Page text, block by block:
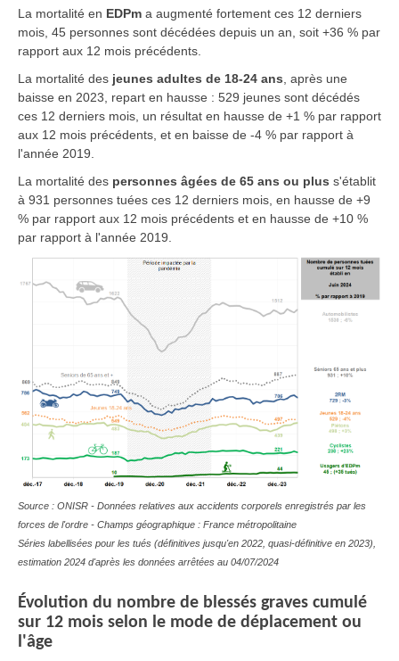
La mortalité en EDPm a augmenté fortement ces 12 derniers
mois, 45 personnes sont décédées depuis un an, soit +36 % par
rapport aux 12 mois précédents.
La mortalité des jeunes adultes de 18-24 ans , après une
baisse en 2023, repart en hausse : 529 jeunes sont décédés
ces 12 derniers mois, un résultat en hausse de +1 % par rapport
aux 12 mois précédents, et en baisse de -4 % par rapport à
l'année 2019.
La mortalité des personnes âgées de 65 ans ou plus s'établit
à 931 personnes tuées ces 12 derniers mois, en hausse de +9
% par rapport aux 12 mois précédents et en hausse de +10 %
par rapport à l'année 2019.
Source : ONISR - Données relatives aux accidents corporels enregistrés par les
forces de l'ordre - Champs géographique : France métropolitaine
Séries labellisées pour les tués (définitives jusqu'en 2022, quasi-définitive en 2023),
estimation 2024 d'après les données arrêtées au 04/07/2024
Évolution du nombre de blessés graves cumulé
sur 12 mois selon le mode de déplacement ou
l'âge